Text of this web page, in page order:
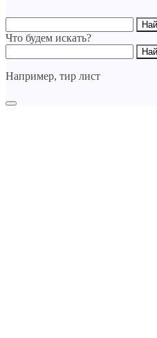
Что будем искать?
Например, тир лист